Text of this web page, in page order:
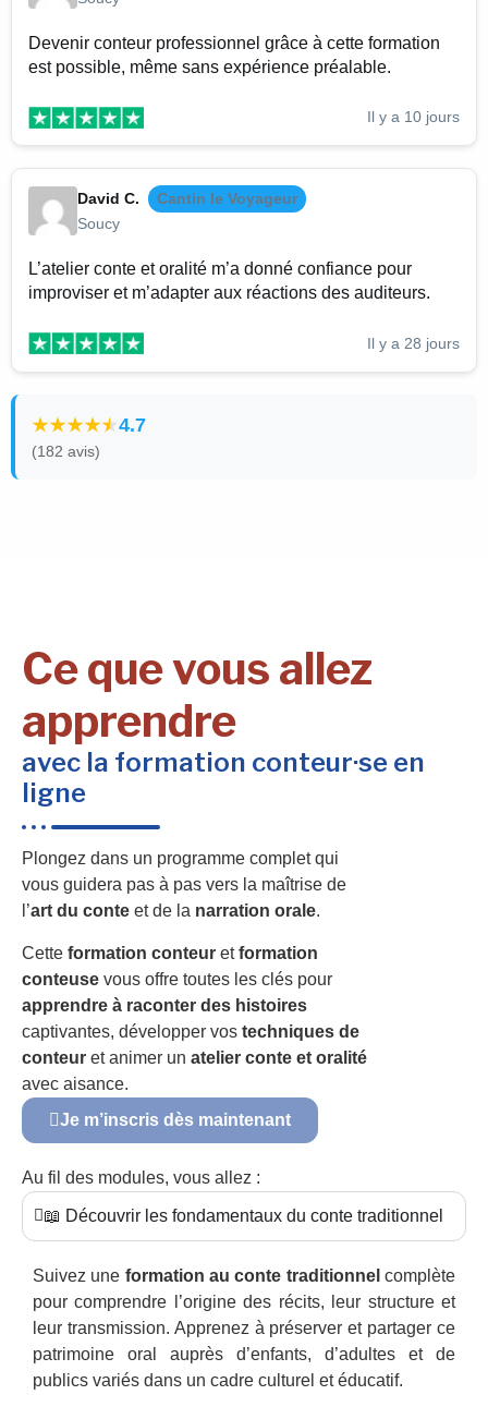
Devenir conteur professionnel grâce à cette formation
est possible, même sans expérience préalable.
Il y a 10 jours
David C.
Cantin le Voyageur
Soucy
L’atelier conte et oralité m’a donné confiance pour
improviser et m’adapter aux réactions des auditeurs.
Il y a 28 jours
4.7
(182 avis)
Ce que vous allez
apprendre
avec la formation conteur·se en
ligne
Plongez dans un programme complet qui
vous guidera pas à pas vers la maîtrise de
l’art du conte et de la narration orale.
Cette formation conteur etformation
conteuse vous offre toutes les clés pour
apprendre à raconter des histoires
captivantes, développer vos techniques de
conteur et animer un atelier conte et oralité
avec aisance.
Je m’inscris dès maintenant
Au fil des modules, vous allez :
📖 Découvrir les fondamentaux du conte traditionnel
Suivez une formation au conte traditionnel complète
pour comprendre l’origine des récits, leur structure et
leur transmission. Apprenez à préserver et partager ce
patrimoine oral auprès d’enfants, d’adultes et de
publics variés dans un cadre culturel et éducatif.